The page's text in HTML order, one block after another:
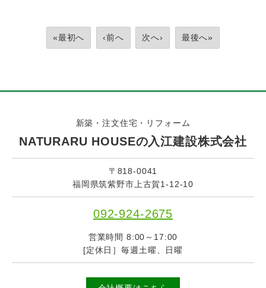
«最初へ ‹前へ 次へ› 最後へ»
新築・注文住宅・リフォーム
NATURARU HOUSEの入江建設株式会社
〒818-0041
福岡県筑紫野市上古賀1-12-10
092-924-2675
営業時間 8:00～17:00
[定休日］毎週土曜、日曜